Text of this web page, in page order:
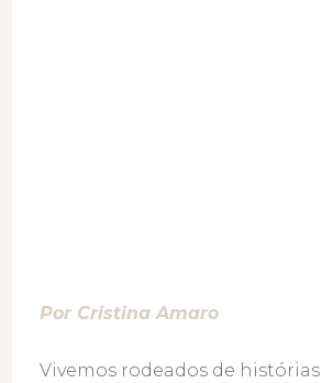
Por Cristina Amaro
Vivemos rodeados de histórias